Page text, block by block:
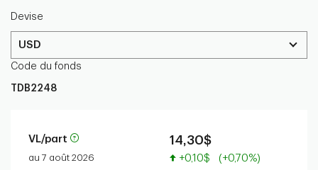
Devise
USD
Code du fonds
TDB2248
VL/part
au 7 août 2026
14,30$
Valeur accrue
+0,10$ (+0,70%)